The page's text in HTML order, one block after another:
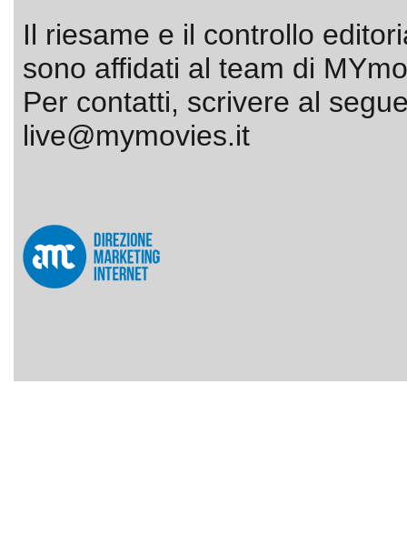
Il riesame e il controllo
sono affidati al team di
Per contatti, scrivere al
live@mymovies.it